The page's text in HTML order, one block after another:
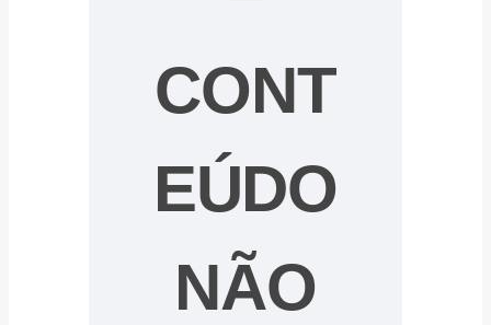
CONT
EÚDO
NÃO